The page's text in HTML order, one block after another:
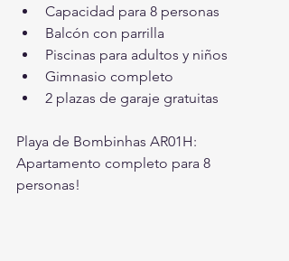
Capacidad para 8 personas
Balcón con parrilla
Piscinas para adultos y niños
Gimnasio completo
2 plazas de garaje gratuitas
Playa de Bombinhas AR01H:
Apartamento completo para 8
personas!